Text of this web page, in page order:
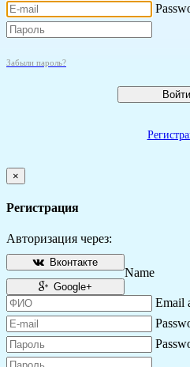
Забыли пароль?
Войти
×
Регистрация
Авторизация через:
Вконтакте
Google+
Name
Email